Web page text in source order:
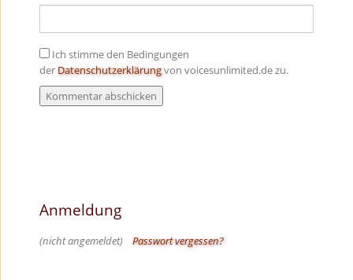
Ich stimme den Bedingungen
der Datenschutzerklärungvon voicesunlimited.de zu.
Anmeldung
(nicht angemeldet) Passwort vergessen?